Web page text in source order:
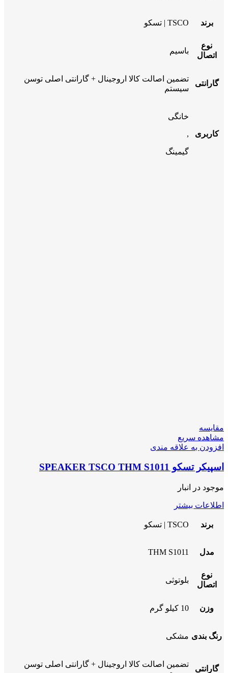
برند TSCO | تسکو
نوع
اتصال
باسیم
گارانتی
تضمین اصالت کالا اروجینال + گارانتی اصلی توسن
سیستم
کاربری
خانگی
,
گیمینگ
مقایسه
مشاهده سریع
افزودن به علاقه مندی
اسپیکر تسکو SPEAKER TSCO THM S1011
موجود در انبار
اطلاعات بیشتر
برند TSCO | تسکو
مدل THM S1011
نوع
اتصال
بلوتوثی
وزن 10 کیلو گرم
رنگ بندی مشکی
گارانتی
تضمین اصالت کالا اروجینال + گارانتی اصلی توسن